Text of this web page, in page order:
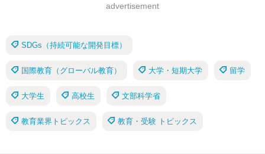
advertisement
SDGs（持続可能な開発目標）
国際教育（グローバル教育） 大学・短期大学 留学
大学生 高校生 文部科学省
教育業界トピックス 教育・受験 トピックス